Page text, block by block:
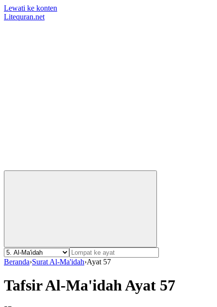
Lewati ke konten
Litequran.net
Beranda›Surat Al-Ma'idah›Ayat 57
Tafsir Al-Ma'idah Ayat 57